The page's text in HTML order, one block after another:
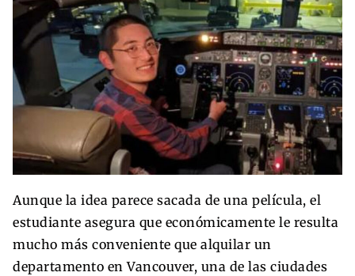
Aunque la idea parece sacada de una película, el
estudiante asegura que económicamente le resulta
mucho más conveniente que alquilar un
departamento en Vancouver, una de las ciudades